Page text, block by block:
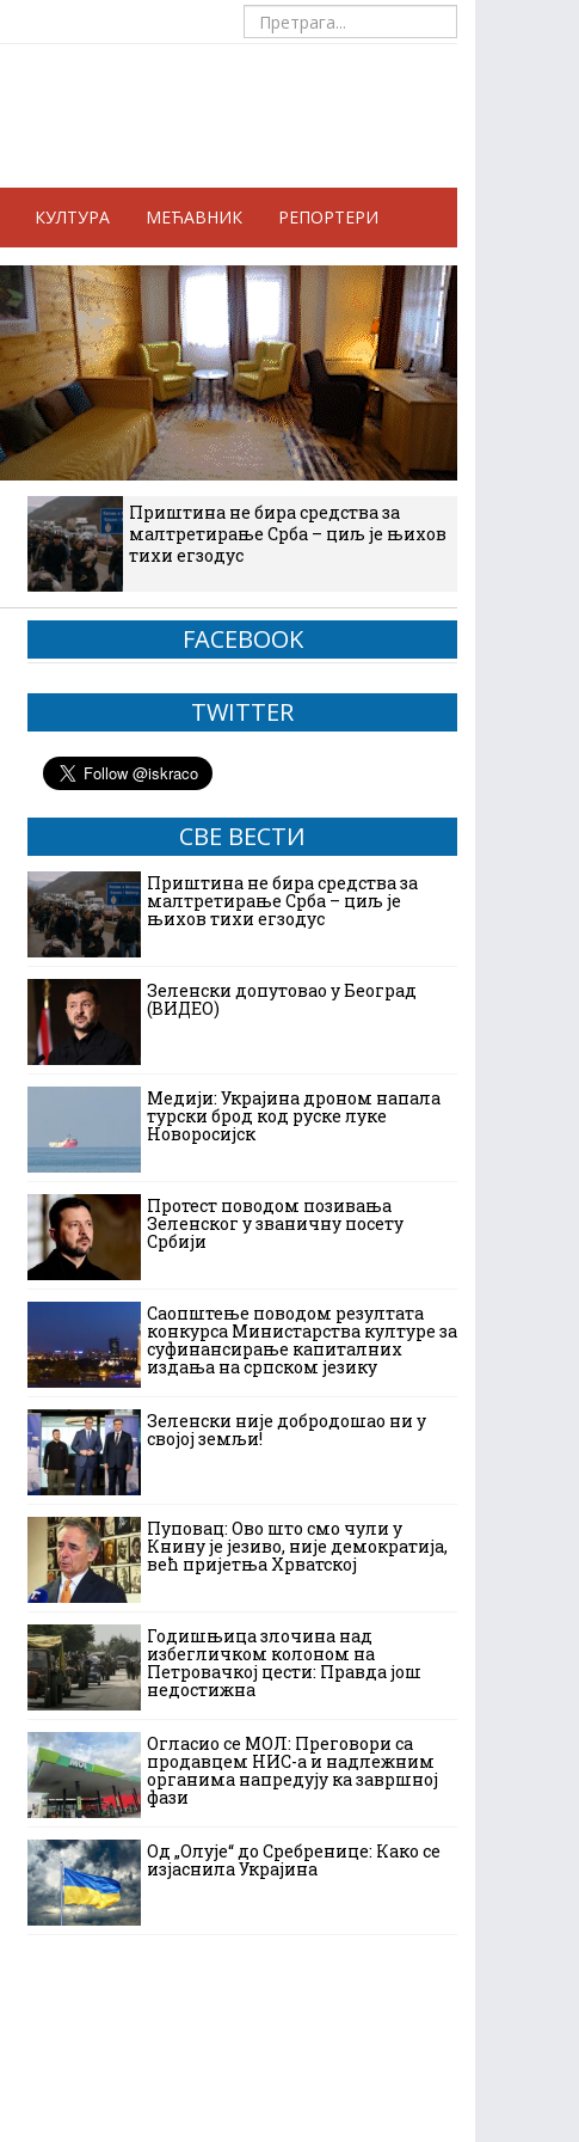
КУЛТУРА МЕЋАВНИК РЕПОРТЕРИ
Приштина не бира средства за
малтретирање Срба – циљ је њихов
тихи егзодус
FACEBOOK
TWITTER
СВЕ ВЕСТИ
Приштина не бира средства за
малтретирање Срба – циљ је
њихов тихи егзодус
Зеленски допутовао у Београд
(ВИДЕО)
Медији: Украјина дроном напала
турски брод код руске луке
Новоросијск
Протест поводом позивања
Зеленског у званичну посету
Србији
Саопштење поводом резултата
конкурса Министарства културе за
суфинансирање капиталних
издања на српском језику
Зеленски није добродошао ни у
својој земљи!
Пуповац: Ово што смо чули у
Книну је језиво, није демократија,
већ пријетња Хрватској
Годишњица злочина над
избегличком колоном на
Петровачкој цести: Правда још
недостижна
Огласио се МОЛ: Преговори са
продавцем НИС-а и надлежним
органима напредују ка завршној
фази
Од „Олује“ до Сребренице: Како се
изјаснила Украјина